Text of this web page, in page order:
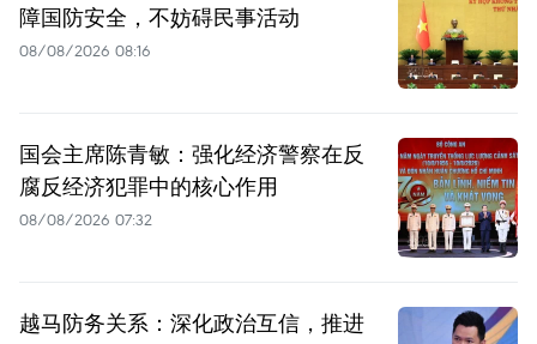
障国防安全，不妨碍民事活动
08/08/2026 08:16
国会主席陈青敏：强化经济警察在反
腐反经济犯罪中的核心作用
08/08/2026 07:32
越马防务关系：深化政治互信，推进